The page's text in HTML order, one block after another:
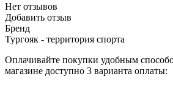
Нет отзывов
Добавить отзыв
Бренд
Тургояк - территория спорта
Оплачивайте покупки удобным
магазине доступно 3 варианта оплаты: